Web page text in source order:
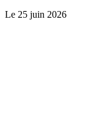
Le 25 juin 2026